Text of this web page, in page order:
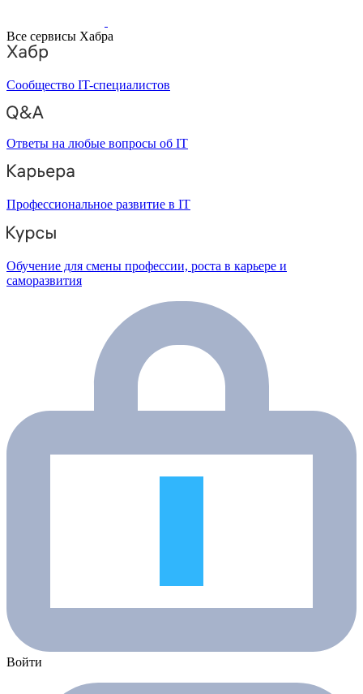
Все сервисы Хабра
Сообщество IT-специалистов
Ответы на любые вопросы об IT
Профессиональное развитие в IT
Обучение для смены профессии, роста в карьере и
саморазвития
Войти